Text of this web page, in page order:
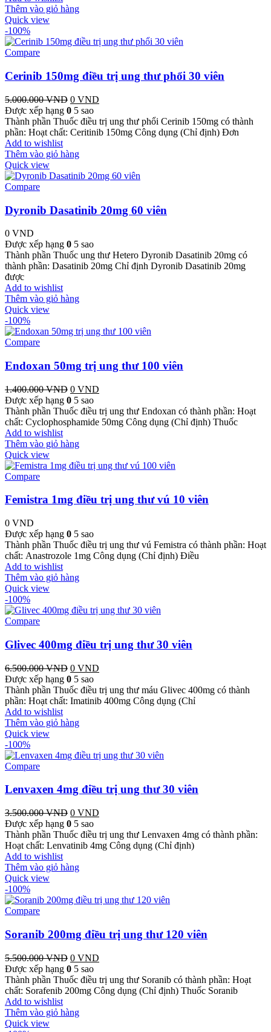
Thêm vào giỏ hàng
Quick view
-100%
Compare
Cerinib 150mg điều trị ung thư phổi 30 viên
5.000.000VND Giá
gốc
là:
5.000.000 VND.
0 VND
tại
là:
Được xếp hạng 0 5 sao
Thành phần Thuốc điều trị ung thư phổi Cerinib 150mg có thành
phần: Hoạt chất: Ceritinib 150mg Công dụng (Chỉ định) Đơn
Add to wishlist
Thêm vào giỏ hàng
Quick view
Compare
Dyronib Dasatinib 20mg 60 viên
0 VND
Được xếp hạng 0 5 sao
Thành phần Thuốc ung thư Hetero Dyronib Dasatinib 20mg có
thành phần: Dasatinib 20mg Chỉ định Dyronib Dasatinib 20mg
được
Add to wishlist
Thêm vào giỏ hàng
Quick view
-100%
Compare
Endoxan 50mg trị ung thư 100 viên
1.400.000VND Giá
gốc
là:
1.400.000 VND.
0 VND
tại
là:
Được xếp hạng 0 5 sao
Thành phần Thuốc điều trị ung thư Endoxan có thành phần: Hoạt
chất: Cyclophosphamide 50mg Công dụng (Chỉ định) Thuốc
Add to wishlist
Thêm vào giỏ hàng
Quick view
Compare
Femistra 1mg điều trị ung thư vú 10 viên
0 VND
Được xếp hạng 0 5 sao
Thành phần Thuốc điều trị ung thư vú Femistra có thành phần: Hoạt
chất: Anastrozole 1mg Công dụng (Chỉ định) Điều
Add to wishlist
Thêm vào giỏ hàng
Quick view
-100%
Compare
Glivec 400mg điều trị ung thư 30 viên
6.500.000VND Giá
gốc
là:
6.500.000 VND.
0 VND
tại
là:
Được xếp hạng 0 5 sao
Thành phần Thuốc điều trị ung thư máu Glivec 400mg có thành
phần: Hoạt chất: Imatinib 400mg Công dụng (Chỉ
Add to wishlist
Thêm vào giỏ hàng
Quick view
-100%
Compare
Lenvaxen 4mg điều trị ung thư 30 viên
3.500.000VND Giá
gốc
là:
3.500.000 VND.
0 VND
tại
là:
Được xếp hạng 0 5 sao
Thành phần Thuốc điều trị ung thư Lenvaxen 4mg có thành phần:
Hoạt chất: Lenvatinib 4mg Công dụng (Chỉ định)
Add to wishlist
Thêm vào giỏ hàng
Quick view
-100%
Compare
Soranib 200mg điều trị ung thư 120 viên
5.500.000VND Giá
gốc
là:
5.500.000 VND.
0 VND
tại
là:
Được xếp hạng 0 5 sao
Thành phần Thuốc điều trị ung thư Soranib có thành phần: Hoạt
chất: Sorafenib 200mg Công dụng (Chỉ định) Thuốc Soranib
Add to wishlist
Thêm vào giỏ hàng
Quick view